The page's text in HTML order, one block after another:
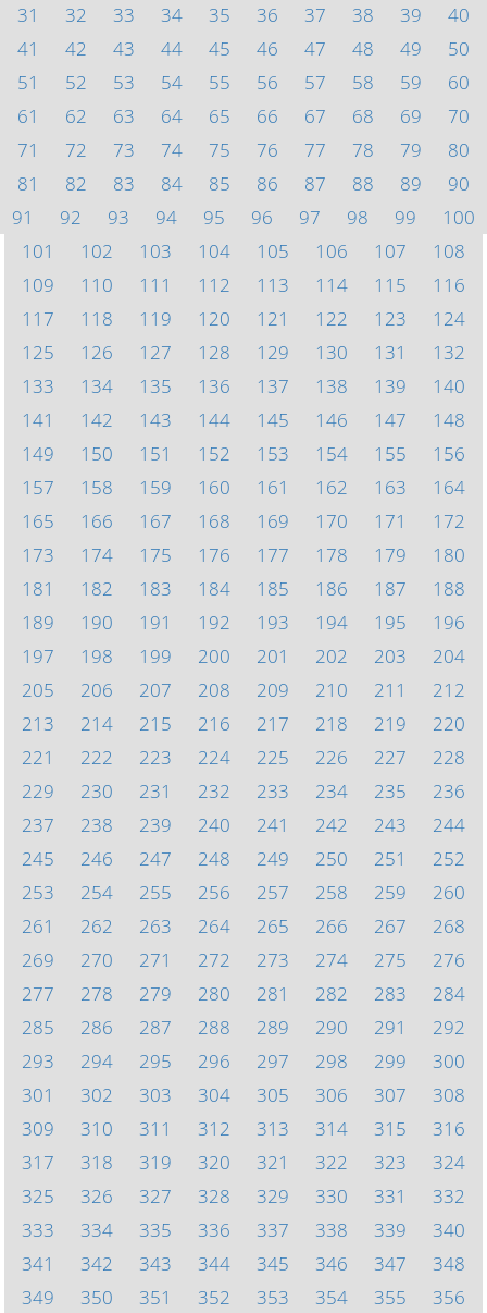
31
32 33 34 35 36 37 38 39
40
41
42 43 44 45 46 47 48 49
50
51
52 53 54 55 56 57 58 59
60
61
62 63 64 65 66 67 68 69
70
71
72 73 74 75 76 77 78 79
80
81
82 83 84 85 86 87 88 89
90
91
92 93 94 95 96 97 98 99
100
101
102 103 104 105 106 107
108
109
110 111 112 113 114 115
116
117
118 119 120 121 122 123
124
125
126 127 128 129 130 131
132
133
134 135 136 137 138 139
140
141
142 143 144 145 146 147
148
149
150 151 152 153 154 155
156
157
158 159 160 161 162 163
164
165
166 167 168 169 170 171
172
173
174 175 176 177 178 179
180
181
182 183 184 185 186 187
188
189
190 191 192 193 194 195
196
197
198 199 200 201 202 203
204
205
206 207 208 209 210 211
212
213
214 215 216 217 218 219
220
221
222 223 224 225 226 227
228
229
230 231 232 233 234 235
236
237
238 239 240 241 242 243
244
245
246 247 248 249 250 251
252
253
254 255 256 257 258 259
260
261
262 263 264 265 266 267
268
269
270 271 272 273 274 275
276
277
278 279 280 281 282 283
284
285
286 287 288 289 290 291
292
293
294 295 296 297 298 299
300
301
302 303 304 305 306 307
308
309
310 311 312 313 314 315
316
317
318 319 320 321 322 323
324
325
326 327 328 329 330 331
332
333
334 335 336 337 338 339
340
341
342 343 344 345 346 347
348
349
350 351 352 353 354 355 356